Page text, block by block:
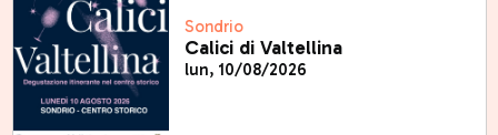
Sondrio
Calici di Valtellina
lun, 10/08/2026